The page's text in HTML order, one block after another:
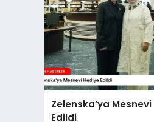
Zelenska’ya
Edildi